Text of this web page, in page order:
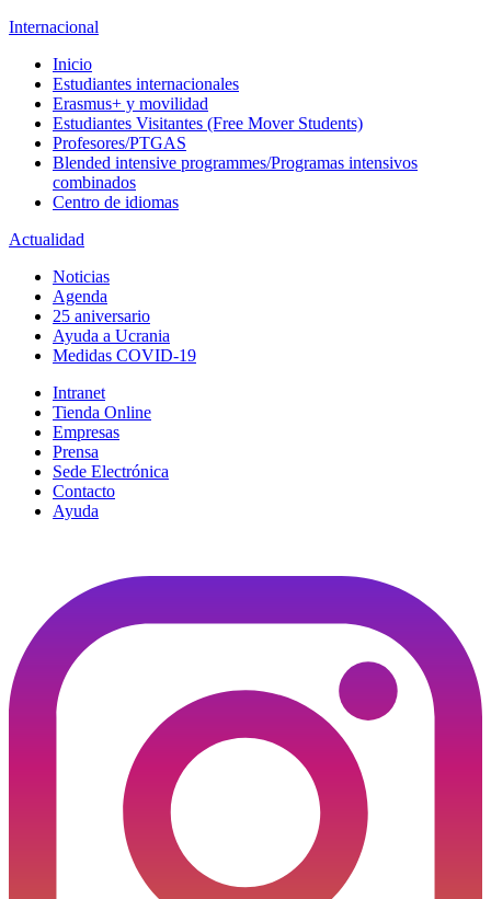
Internacional
Inicio
Estudiantes internacionales
Erasmus+ y movilidad
Estudiantes Visitantes (Free Mover Students)
Profesores/PTGAS
Blended intensive programmes/Programas intensivos
combinados
Centro de idiomas
Actualidad
Noticias
Agenda
25 aniversario
Ayuda a Ucrania
Medidas COVID-19
Intranet
Tienda Online
Empresas
Prensa
Sede Electrónica
Contacto
Ayuda